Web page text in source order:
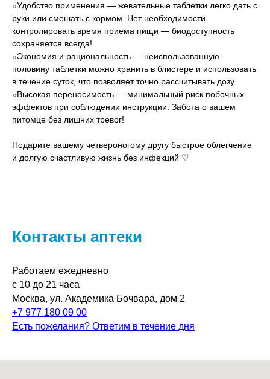
⬦Удобство применения — жевательные таблетки легко дать с
руки или смешать с кормом. Нет необходимости
контролировать время приема пищи — биодоступность
сохраняется всегда!
⬦Экономия и рациональность — неиспользованную
половину таблетки можно хранить в блистере и использовать
в течение суток, что позволяет точно рассчитывать дозу.
⬦Высокая переносимость — минимальный риск побочных
эффектов при соблюдении инструкции. Забота о вашем
питомце без лишних тревог!
Подарите вашему четвероногому другу быстрое облегчение
и долгую счастливую жизнь без инфекций ♡
Контакты аптеки
Работаем ежедневно
с 10 до 21 часа
Москва, ул. Академика Бочвара, дом 2
+7 977 180 09 00
Есть пожелания? Ответим в течение дня